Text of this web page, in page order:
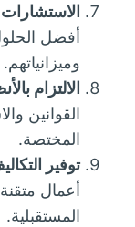
الاستشارات
أفضل
وميزانياتهم.
الالتزام
القوانين
المختصة.
توفير
أعمال
المستقبلية.